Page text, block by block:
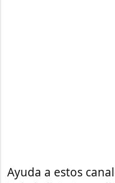
Ayuda a estos